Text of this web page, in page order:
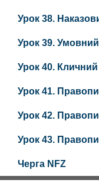
Урок 38.
Урок 39. Умовний
Урок 40. Кличний
Урок 41.
Урок 42.
Урок 43.
Черга NFZ